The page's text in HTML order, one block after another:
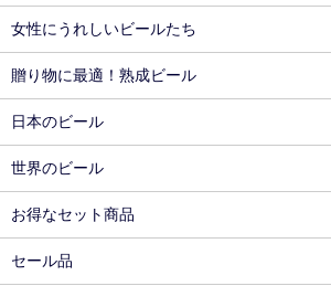
女性にうれしいビールたち
贈り物に最適！熟成ビール
日本のビール
世界のビール
お得なセット商品
セール品